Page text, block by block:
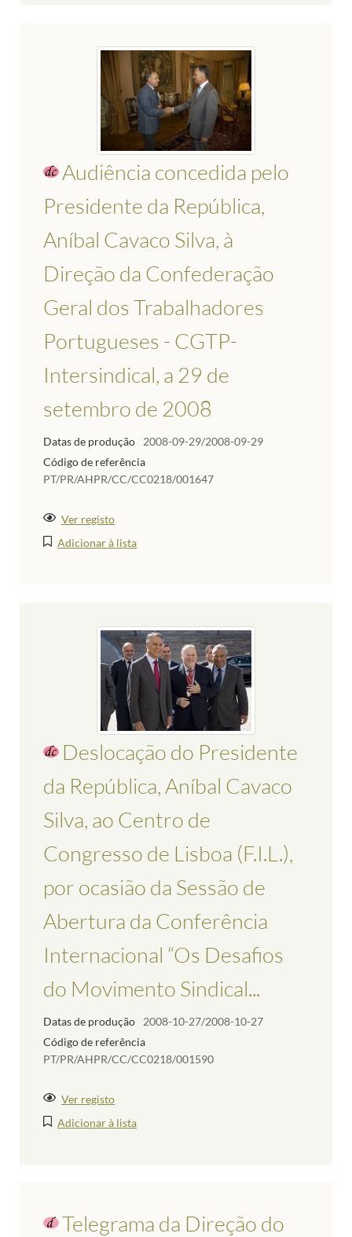
Audiência concedida pelo
Presidente da República,
Aníbal Cavaco Silva, à
Direção da Confederação
Geral dos Trabalhadores
Portugueses - CGTP-
Intersindical, a 29 de
setembro de 2008
Datas de produção
2008-09-29/2008-09-29
Código de referência
PT/PR/AHPR/CC/CC0218/001647
Ver registo
Adicionar à lista
Deslocação do Presidente
da República, Aníbal Cavaco
Silva, ao Centro de
Congresso de Lisboa (F.I.L.),
por ocasião da Sessão de
Abertura da Conferência
Internacional “Os Desafios
do Movimento Sindical...
Datas de produção
2008-10-27/2008-10-27
Código de referência
PT/PR/AHPR/CC/CC0218/001590
Ver registo
Adicionar à lista
Telegrama da Direção do